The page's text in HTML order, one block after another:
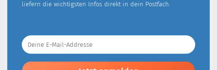
liefern die wichtigsten Infos direkt in dein Postfach.
Deine
E-
Mail-
Addresse